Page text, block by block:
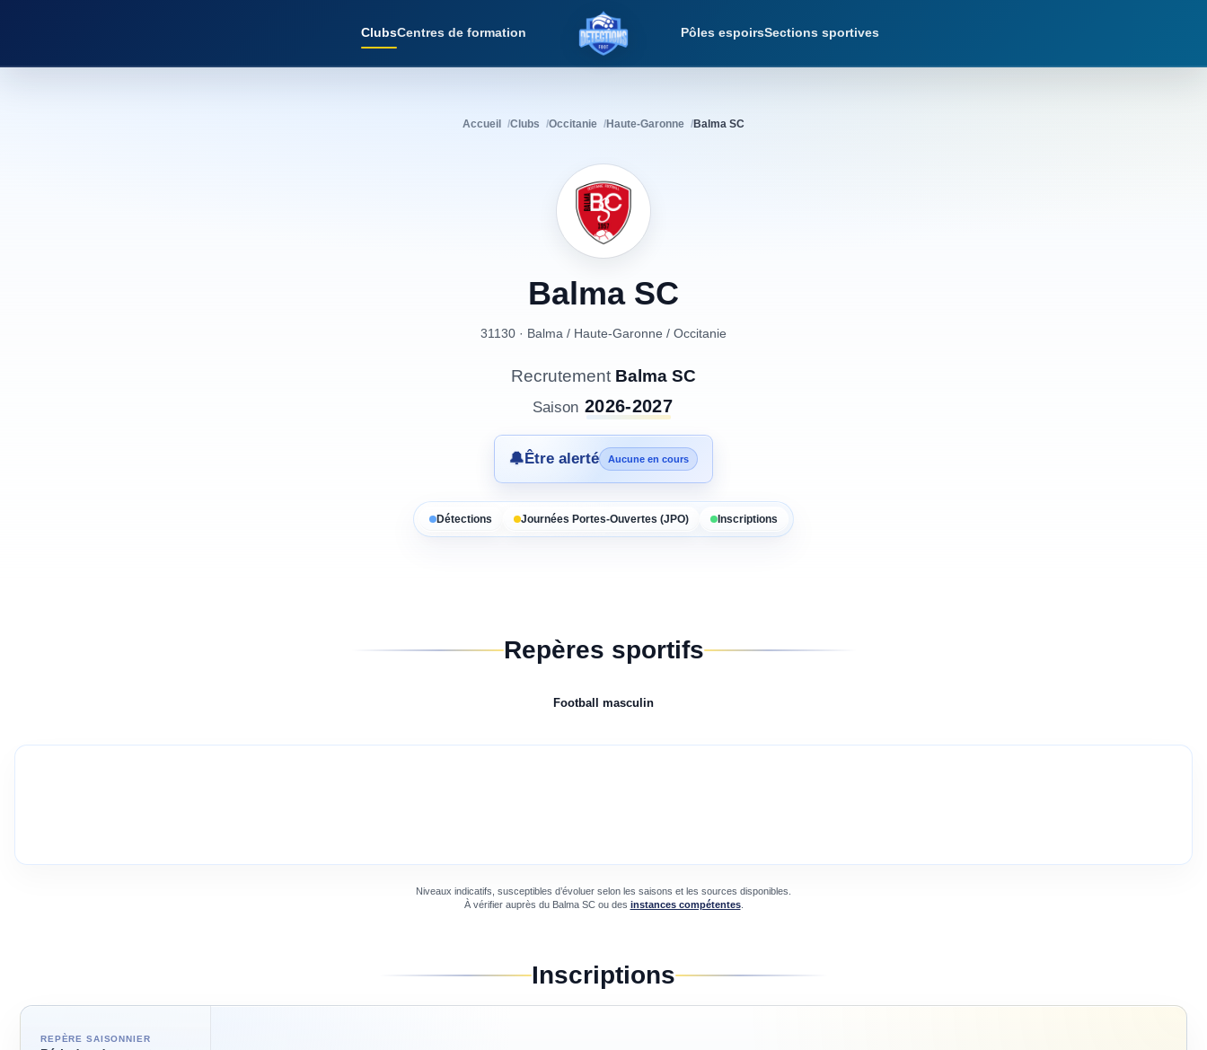
ClubsCentres de formation
Détections Foot
Pôles espoirsSections sportives
Accueil Clubs Occitanie Haute-Garonne Balma SC
Balma SC
31130 · Balma / Haute-Garonne / Occitanie
Recrutement Balma SC
Saison 2026-2027
🔔Être alerté Aucune en cours
Détections Journées Portes-Ouvertes (JPO) Inscriptions
Repères sportifs
Football masculin
Niveaux indicatifs, susceptibles d’évoluer selon les saisons et les sources disponibles.
À vérifier auprès du Balma SCou des instances compétentes.
Inscriptions
REPÈRE SAISONNIER